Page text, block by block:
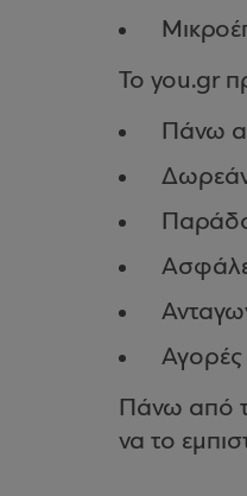
Το you.gr
Πάνω
Δωρεάν
Αγορές
Πάνω από
να το